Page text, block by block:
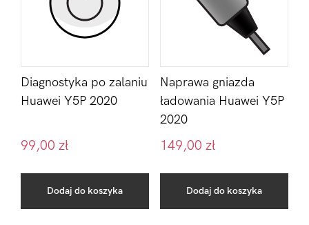
Diagnostyka po zalaniu
Huawei Y5P 2020
99,00 zł
Dodaj do koszyka
Naprawa gniazda
ładowania Huawei Y5P
2020
149,00 zł
Dodaj do koszyka